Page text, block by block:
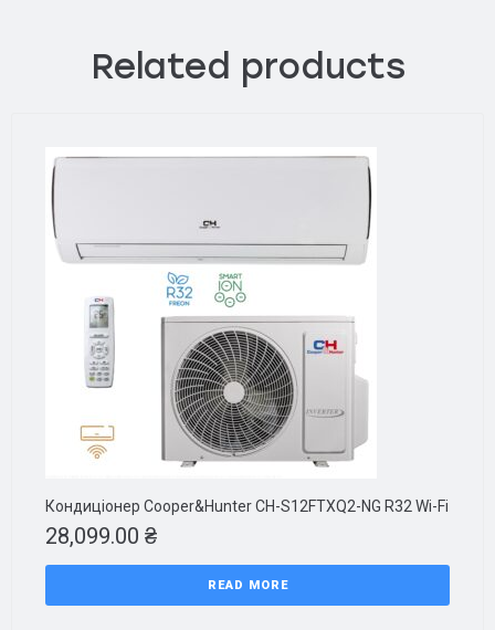
Related products
Кондиціонер Cooper&Hunter CH-S12FTXQ2-NG R32 Wi-Fi
28,099.00 ₴
READ MORE